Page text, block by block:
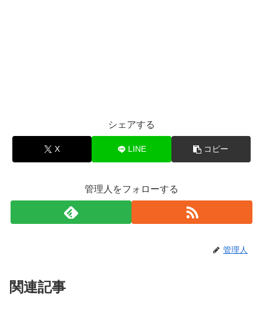
シェアする
X LINE コピー
管理人をフォローする
管理人
関連記事